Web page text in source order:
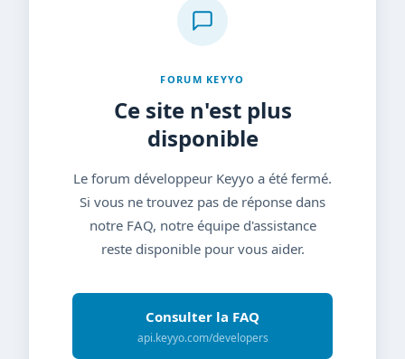
FORUM KEYYO
Ce site n'est plus
disponible
Le forum développeur Keyyo a été fermé.
Si vous ne trouvez pas de réponse dans
notre FAQ, notre équipe d'assistance
reste disponible pour vous aider.
Consulter la FAQ
api.keyyo.com/developers